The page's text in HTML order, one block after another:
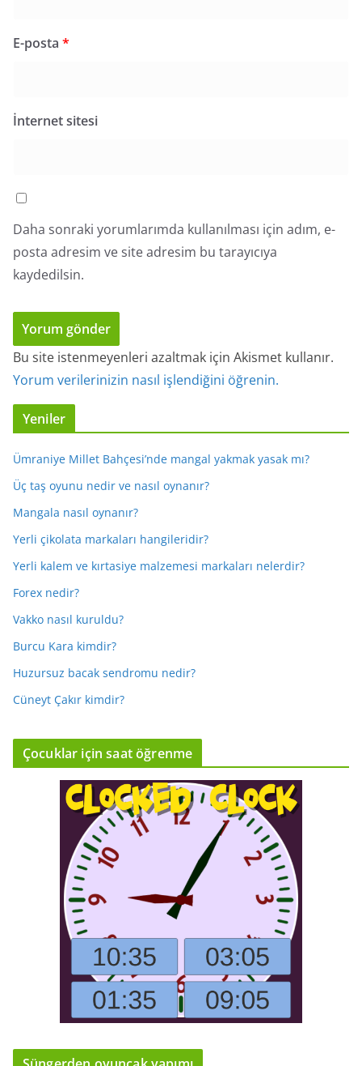
E-posta *
İnternet sitesi
Daha sonraki yorumlarımda kullanılması için adım, e-
posta adresim ve site adresim bu tarayıcıya
kaydedilsin.
Bu site istenmeyenleri azaltmak için Akismet kullanır.
Yorum verilerinizin nasıl işlendiğini öğrenin.
Yeniler
Ümraniye Millet Bahçesi’nde mangal yakmak yasak mı?
Üç taş oyunu nedir ve nasıl oynanır?
Mangala nasıl oynanır?
Yerli çikolata markaları hangileridir?
Yerli kalem ve kırtasiye malzemesi markaları nelerdir?
Forex nedir?
Vakko nasıl kuruldu?
Burcu Kara kimdir?
Huzursuz bacak sendromu nedir?
Cüneyt Çakır kimdir?
Çocuklar için saat öğrenme